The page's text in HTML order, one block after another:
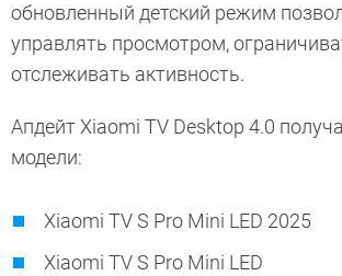
обновленный детский режим
управлять просмотром,
отслеживать активность.
Апдейт Xiaomi TV Desktop 4.0
модели:
Xiaomi TV S Pro Mini LED 2025
Xiaomi TV S Pro Mini LED